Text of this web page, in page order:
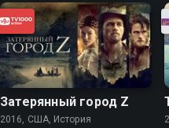
Затерянный город Z
2016, США, История